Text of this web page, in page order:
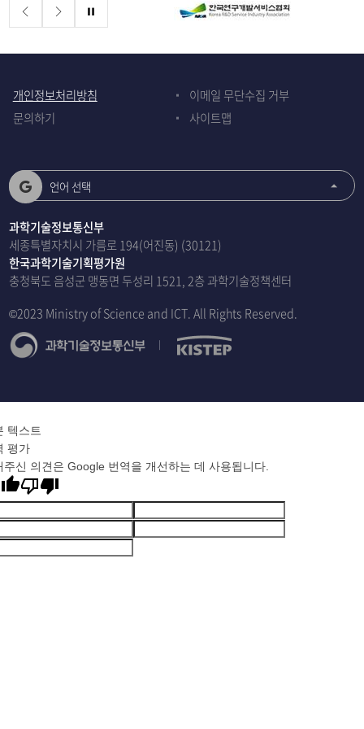
배너존
개인정보처리방침
이메일 무단수집 거부
문의하기
사이트맵
언어 선택
과학기술정보통신부
세종특별자치시 가름로 194(어진동) (30121)
한국과학기술기획평가원
충청북도 음성군 맹동면 두성리 1521, 2층 과학기술정책센터
©2023 Ministry of Science and ICT. All Rights Reserved.
텍스트
평가
주신 의견은 Google 번역을 개선하는 데 사용됩니다.